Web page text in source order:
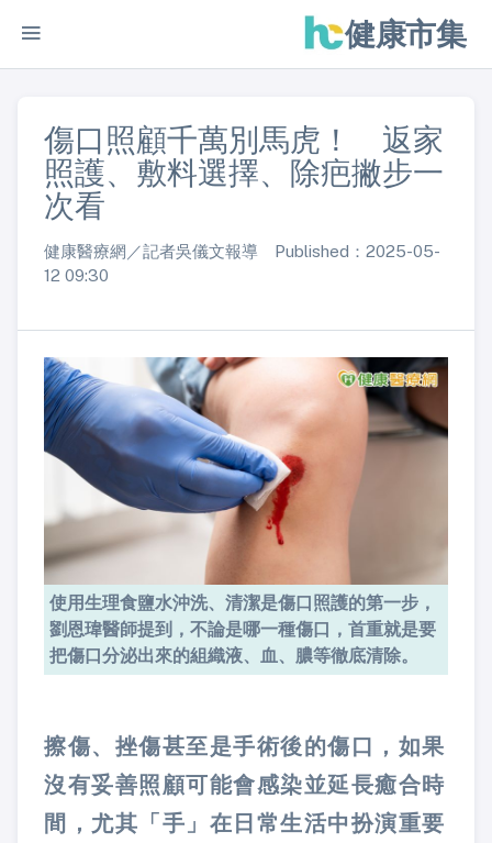
健康市集
傷口照顧千萬別馬虎！ 返家
照護、敷料選擇、除疤撇步一
次看
健康醫療網／記者吳儀文報導 Published：2025-05-
12 09:30
使用生理食鹽水沖洗、清潔是傷口照護的第一步，
劉恩瑋醫師提到，不論是哪一種傷口，首重就是要
把傷口分泌出來的組織液、血、膿等徹底清除。
擦傷、挫傷甚至是手術後的傷口，如果
沒有妥善照顧可能會感染並延長癒合時
間，尤其「手」在日常生活中扮演重要